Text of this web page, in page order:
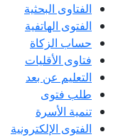
الفتاوى البحثية
الفتوى الهاتفية
حساب الزكاة
فتاوى الأقليات
التعليم عن بعد
طلب فتوى
تنمية الأسرة
الفتوى الإلكترونية